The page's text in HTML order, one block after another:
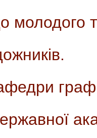
молодого